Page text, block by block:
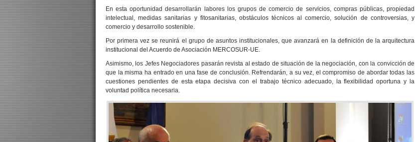
En esta oportunidad desarrollarán labores los grupos de comercio de servicios, compras públicas, propiedad
intelectual, medidas sanitarias y fitosanitarias, obstáculos técnicos al comercio, solución de controversias, y
comercio y desarrollo sostenible.
Por primera vez se reunirá el grupo de asuntos institucionales, que avanzará en la definición de la arquitectura
institucional del Acuerdo de Asociación MERCOSUR-UE.
Asimismo, los Jefes Negociadores pasarán revista al estado de situación de la negociación, con la convicción de
que la misma ha entrado en una fase de conclusión. Refrendarán, a su vez, el compromiso de abordar todas las
cuestiones pendientes de esta etapa decisiva con el trabajo técnico adecuado, la flexibilidad oportuna y la
voluntad política necesaria.